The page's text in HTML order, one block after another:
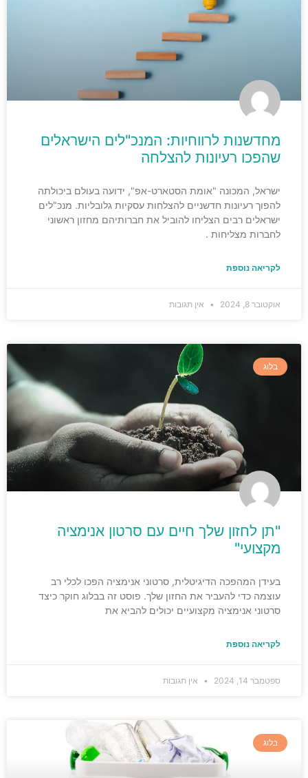
מחדשנות לרווחיות: המנכ"לים הישראלים
שהפכו רעיונות להצלחה
ישראל, המכונה "אומת הסטארט-אפ", ידועה בעולם ביכולתה
להפוך רעיונות חדשניים להצלחות עסקיות גלובליות. מנכ"לים
ישראלים רבים הצליחו להוביל את חברותיהם מחזון ראשוני
לחברות מצליחות .
לקריאה נוספת
אוקטובר 8, 2024 אין תגובות
בלוג
"תן לחזון שלך חיים עם סרטון אנימציה
מקצועי"
בעידן המהפכה הדיגיטלית, סרטוני אנימציה הפכו לכלי רב
עוצמה כדי להעביר את החזון שלך. פוסט זה בבלוג חוקר כיצד
סרטוני אנימציה מקצועיים יכולים להביא את
לקריאה נוספת
ספטמבר 14, 2024 אין תגובות
בלוג